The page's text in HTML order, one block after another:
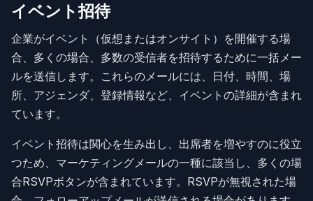
イベント招待
企業がイベント（仮想またはオンサイト）を開催する場
合、多くの場合、多数の受信者を招待するために一括メー
ルを送信します。これらのメールには、日付、時間、場
所、アジェンダ、登録情報など、イベントの詳細が含まれ
ています。
イベント招待は関心を生み出し、出席者を増やすのに役立
つため、マーケティングメールの一種に該当し、多くの場
合RSVPボタンが含まれています。RSVPが無視された場